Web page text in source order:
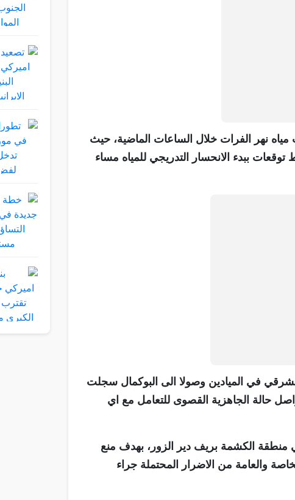
نهر الفرات خلال الساعات الماضية، حيث
ببدء الانحسار التدريجي للمياه مساء
في الميادين وصولا الى البوكمال سجلت
حالة الجاهزية القصوى للتعامل مع اي
منطقة الكشمة بريف دير الزور، بهدف منع
والعامة من الاضرار المحتملة جراء